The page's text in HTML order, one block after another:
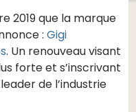
2019 que la marque
: Gigi
. Un renouveau visant
forte et s’inscrivant
de l’industrie